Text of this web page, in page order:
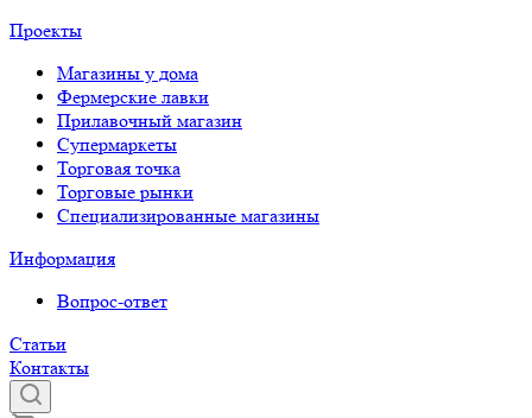
Проекты
Магазины у дома
Фермерские лавки
Прилавочный магазин
Супермаркеты
Торговая точка
Торговые рынки
Специализированные магазины
Информация
Вопрос-ответ
Статьи
Контакты